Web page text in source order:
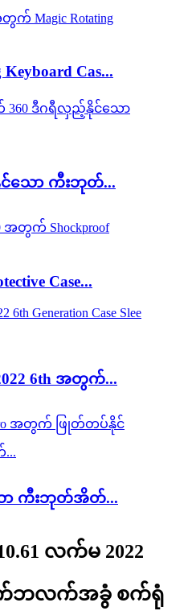
Cas...
သော ကီးဘုတ်...
Case...
6th အတွက်...
ာ ကီးဘုတ်အိတ်...
လက်မ 2022
ဘလက်အခွံ စက်ရုံ